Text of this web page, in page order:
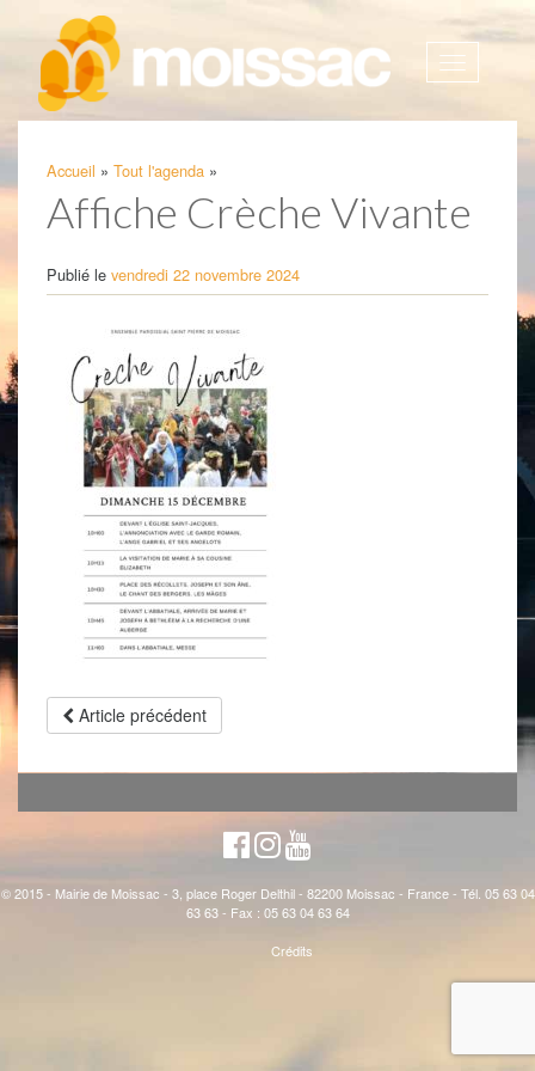
Afficher
Accueil » Tout l'agenda »
Affiche Crèche Vivante
Publié le vendredi 22 novembre 2024
Article précédent
© 2015 - Mairie de Moissac - 3, place Roger Delthil - 82200 Moissac - France - Tél. 05 63 04
63 63 - Fax : 05 63 04 63 64
Crédits